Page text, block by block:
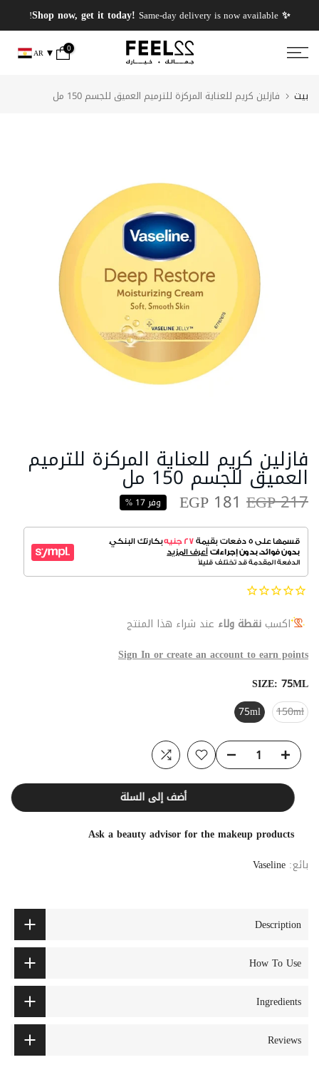
انتقل
إلى
المحتوى
✨ Shop now, get it today!
Same-day delivery is now available!
0
AR
بيت فازلين كريم للعناية المركزة للترميم العميق للجسم 150 مل
فازلين كريم للعناية المركزة للترميم
العميق للجسم 150 مل
EGP 217
EGP 181 وفر 17 %
اكسب نقطة ولاء عند شراء هذا المنتج
Sign In or create an account to earn points
SIZE: 75ML
150ml
75ml
أضف إلى السلة
Ask a beauty advisor for the makeup products
بائع: Vaseline
Description
How To Use
Ingredients
Reviews